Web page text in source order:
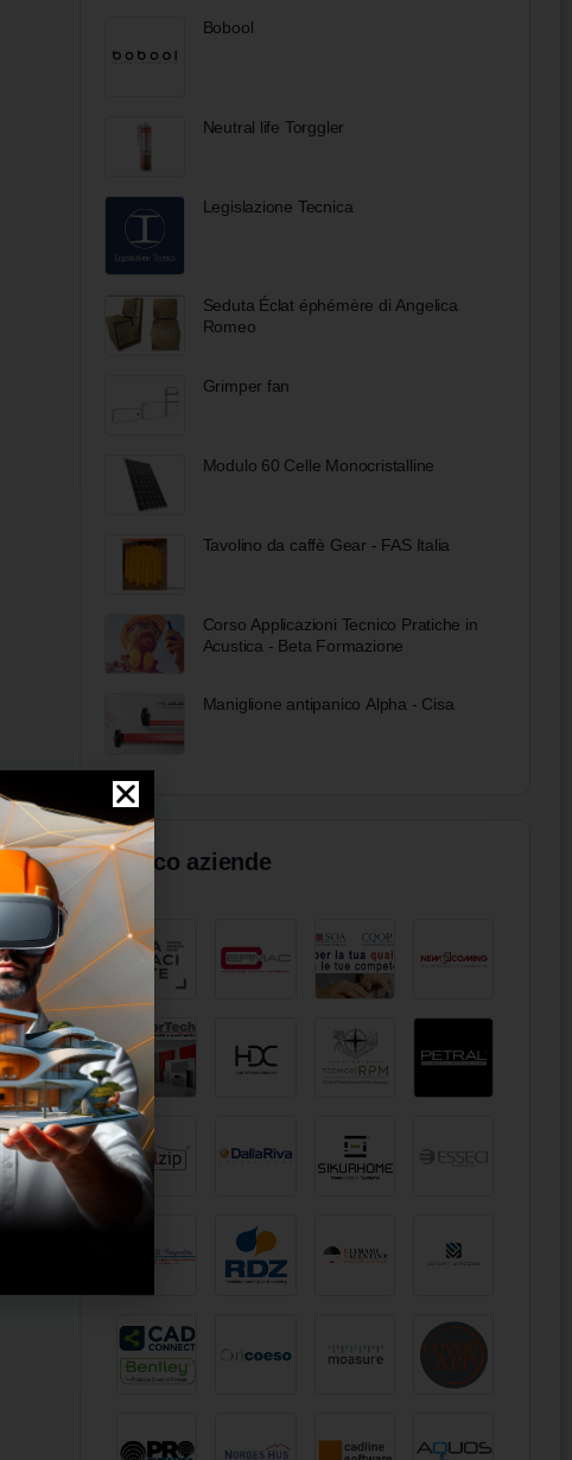
Bobool
Neutral life Torggler
Legislazione Tecnica
Seduta Éclat éphémère di Angelica
Romeo
Grimper fan
Modulo 60 Celle Monocristalline
Tavolino da caffè Gear - FAS Italia
Corso Applicazioni Tecnico Pratiche in
Acustica - Beta Formazione
Maniglione antipanico Alpha - Cisa
Elenco aziende